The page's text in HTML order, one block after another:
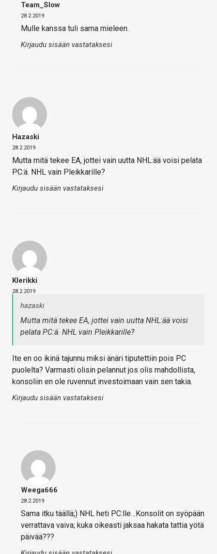
Team_Slow
28.2.2019
Mulle kanssa tuli sama mieleen.
Kirjaudu sisään vastataksesi
Hazaski
28.2.2019
Mutta mitä tekee EA, jottei vain uutta NHL:ää voisi pelata
PC:ä. NHL vain Pleikkarille?
Kirjaudu sisään vastataksesi
Klerikki
28.2.2019
hazaski
Mutta mitä tekee EA, jottei vain uutta NHL:ää voisi
pelata PC:ä. NHL vain Pleikkarille?
Ite en oo ikinä tajunnu miksi änäri tiputettiin pois PC
puolelta? Varmasti olisin pelannut jos olis mahdollista,
konsoliin en ole ruvennut investoimaan vain sen takia.
Kirjaudu sisään vastataksesi
Weega666
28.2.2019
Sama itku täällä;) NHL heti PC:lle…Konsolit on syöpään
verrattava vaiva; kuka oikeasti jaksaa hakata tattia yötä
päivää???